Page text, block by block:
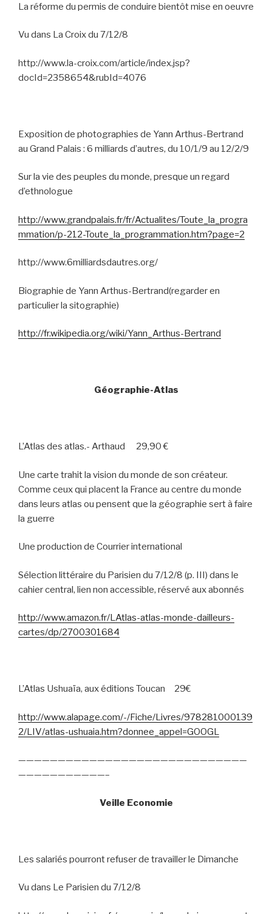
La réforme du permis de conduire bientôt mise en oeuvre
Vu dans La Croix du 7/12/8
http://www.la-croix.com/article/index.jsp?
docId=2358654&rubId=4076
Exposition de photographies de Yann Arthus-Bertrand
au Grand Palais : 6 milliards d’autres, du 10/1/9 au 12/2/9
Sur la vie des peuples du monde, presque un regard
d’ethnologue
http://www.grandpalais.fr/fr/Actualites/Toute_la_progra
mmation/p-212-Toute_la_programmation.htm?page=2
http://www.6milliardsdautres.org/
Biographie de Yann Arthus-Bertrand(regarder en
particulier la sitographie)
http://fr.wikipedia.org/wiki/Yann_Arthus-Bertrand
Géographie-Atlas
L’Atlas des atlas.- Arthaud 29,90 €
Une carte trahit la vision du monde de son créateur.
Comme ceux qui placent la France au centre du monde
dans leurs atlas ou pensent que la géographie sert à faire
la guerre
Une production de Courrier international
Sélection littéraire du Parisien du 7/12/8 (p. III) dans le
cahier central, lien non accessible, réservé aux abonnés
http://www.amazon.fr/LAtlas-atlas-monde-dailleurs-
cartes/dp/2700301684
L’Atlas Ushuaïa, aux éditions Toucan 29€
http://www.alapage.com/-/Fiche/Livres/978281000139
2/LIV/atlas-ushuaia.htm?donnee_appel=GOOGL
—————————————————————————————
———————————–
Veille Economie
Les salariés pourront refuser de travailler le Dimanche
Vu dans Le Parisien du 7/12/8